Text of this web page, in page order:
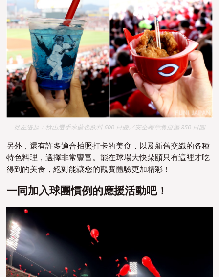
從左邊起：秋山選手水藍色飲料 600 日圓／安全帽章魚唐揚 850 日圓
另外，還有許多適合拍照打卡的美食，以及新舊交織的各種
特色料理，選擇非常豐富。能在球場大快朵頤只有這裡才吃
得到的美食，絕對能讓您的觀賽體驗更加精彩！
一同加入球團慣例的應援活動吧！